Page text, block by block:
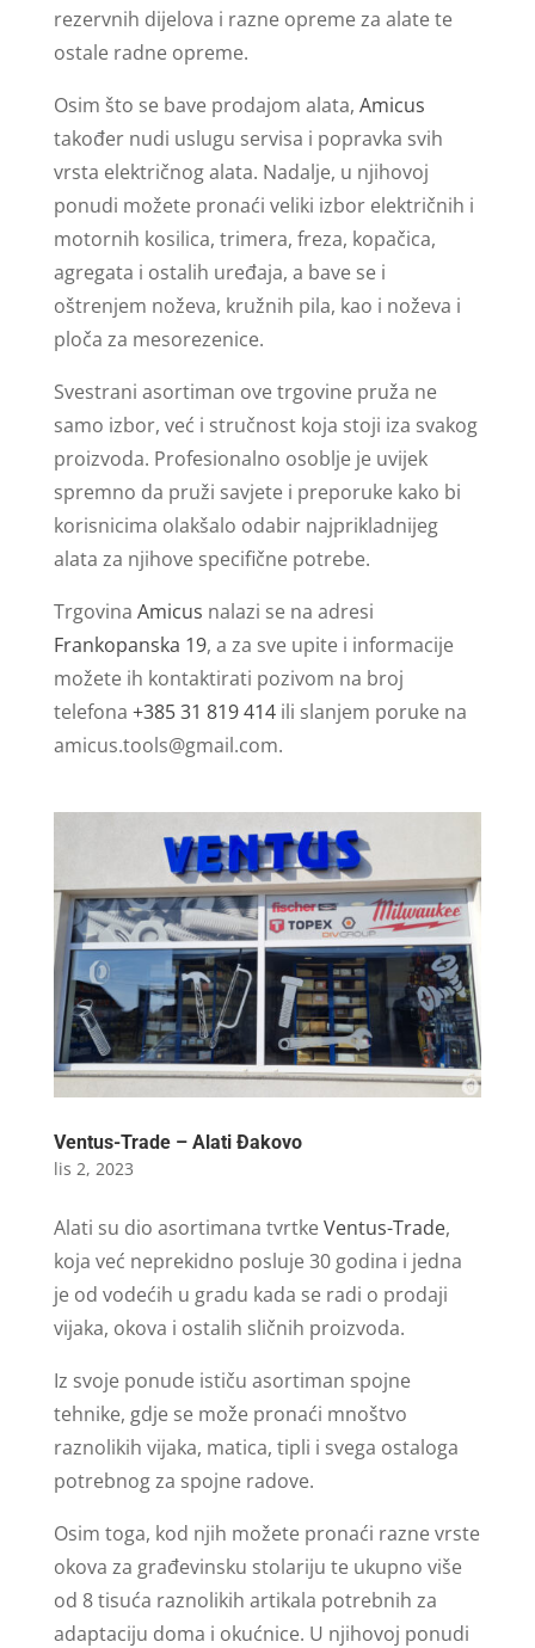
rezervnih dijelova i razne opreme za alate te
ostale radne opreme.
Osim što se bave prodajom alata, Amicus
također nudi uslugu servisa i popravka svih
vrsta električnog alata. Nadalje, u njihovoj
ponudi možete pronaći veliki izbor električnih i
motornih kosilica, trimera, freza, kopačica,
agregata i ostalih uređaja, a bave se i
oštrenjem noževa, kružnih pila, kao i noževa i
ploča za mesorezenice.
Svestrani asortiman ove trgovine pruža ne
samo izbor, već i stručnost koja stoji iza svakog
proizvoda. Profesionalno osoblje je uvijek
spremno da pruži savjete i preporuke kako bi
korisnicima olakšalo odabir najprikladnijeg
alata za njihove specifične potrebe.
Trgovina Amicus nalazi se na adresi
Frankopanska 19, a za sve upite i informacije
možete ih kontaktirati pozivom na broj
telefona +385 31 819 414ili slanjem poruke na
amicus.tools@gmail.com.
Ventus-Trade – Alati Đakovo
lis 2, 2023
Alati su dio asortimana tvrtkeVentus-Trade,
koja već neprekidno posluje 30 godina i jedna
je od vodećih u gradu kada se radi o prodaji
vijaka, okova i ostalih sličnih proizvoda.
Iz svoje ponude ističu asortiman spojne
tehnike, gdje se može pronaći mnoštvo
raznolikih vijaka, matica, tipli i svega ostaloga
potrebnog za spojne radove.
Osim toga, kod njih možete pronaći razne vrste
okova za građevinsku stolariju te ukupno više
od 8 tisuća raznolikih artikala potrebnih za
adaptaciju doma i okućnice. U njihovoj ponudi